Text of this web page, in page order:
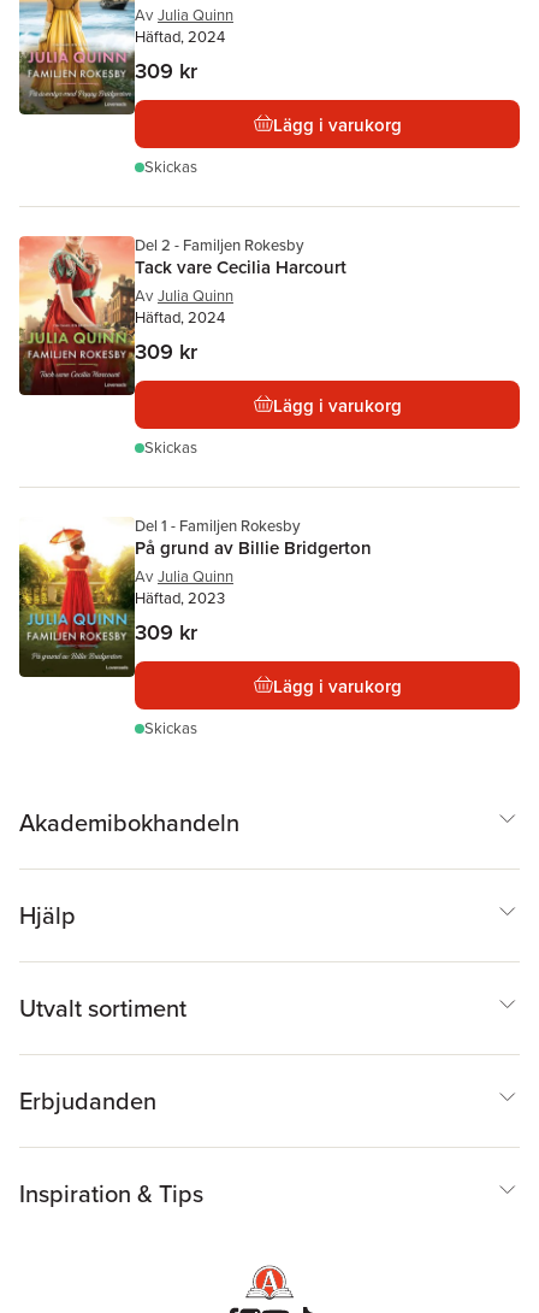
Av Julia Quinn
Häftad, 2024
309 kr
Lägg i varukorg
Skickas
Del 2 - Familjen Rokesby
Tack vare Cecilia Harcourt
Av Julia Quinn
Häftad, 2024
309 kr
Lägg i varukorg
Skickas
Del 1 - Familjen Rokesby
På grund av Billie Bridgerton
Av Julia Quinn
Häftad, 2023
309 kr
Lägg i varukorg
Skickas
Akademibokhandeln
Hjälp
Utvalt sortiment
Erbjudanden
Inspiration & Tips